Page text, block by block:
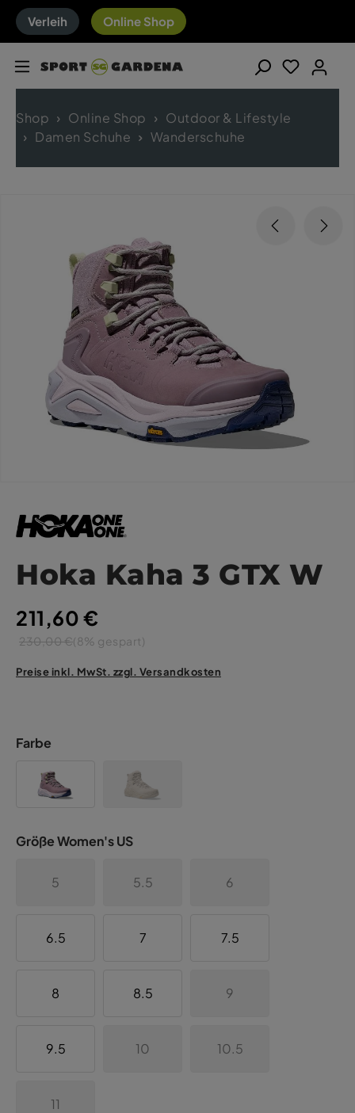
Verleih Online Shop
Shop Online Shop
Outdoor & Lifestyle
Damen Schuhe
Wanderschuhe
Hoka Kaha 3 GTX W
211,60 €
230,00 €(8% gespart)
Preise inkl. MwSt. zzgl. Versandkosten
Farbe
Größe Women's US
5 5.5 6
6.5 7 7.5
8 8.5 9
9.5 10 10.5
11